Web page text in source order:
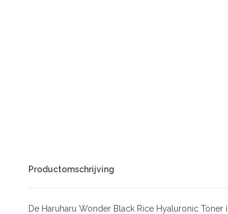
Productomschrijving
De Haruharu Wonder Black Rice Hyaluronic